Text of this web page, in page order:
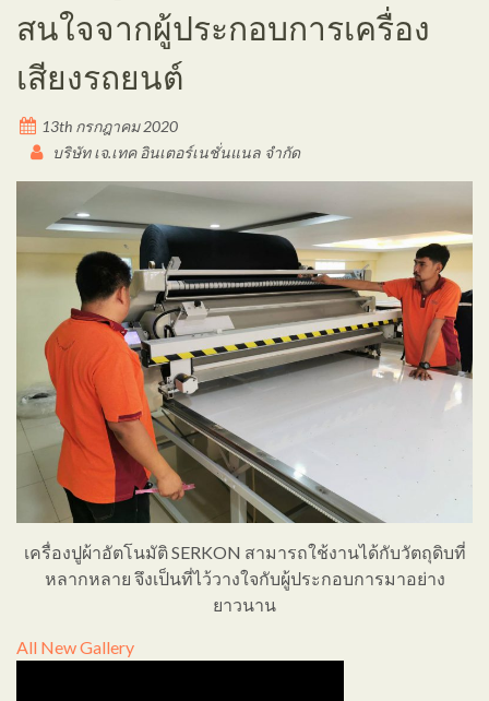
สนใจจากผู้ประกอบการเครื่อง
เสียงรถยนต์
13th กรกฎาคม 2020
บริษัท เจ.เทค อินเตอร์เนชั่นแนล จำกัด
เครื่องปูผ้าอัตโนมัติ SERKON สามารถใช้งานได้กับวัตถุดิบที่
หลากหลาย จึงเป็นที่ไว้วางใจกับผู้ประกอบการมาอย่าง
ยาวนาน
All New Gallery